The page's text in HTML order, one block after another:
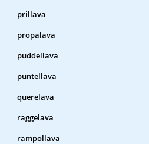
prillava
propalava
puddellava
puntellava
querelava
raggelava
rampollava